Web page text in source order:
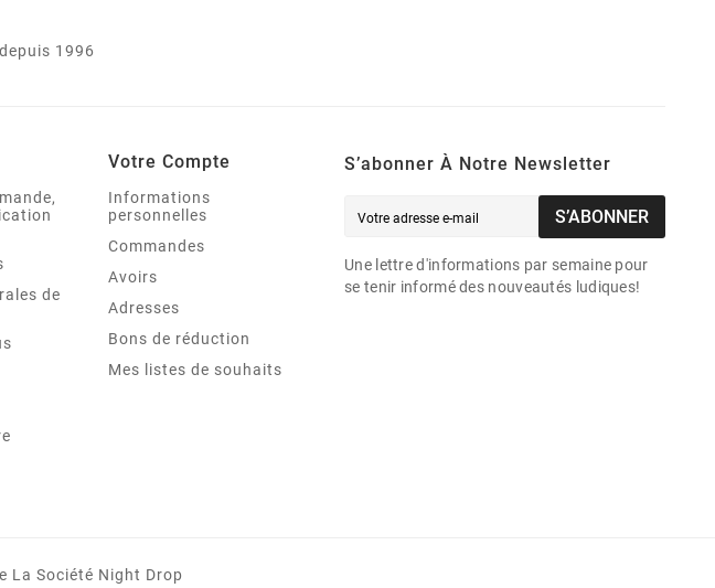
1996
de
Votre Compte
Informations
personnelles
Commandes
Avoirs
Adresses
Bons de réduction
Mes listes de souhaits
S’abonner À Notre Newsletter
S’ABONNER
Une lettre d'informations par semaine pour
se tenir informé des nouveautés ludiques!
La Société Night Drop